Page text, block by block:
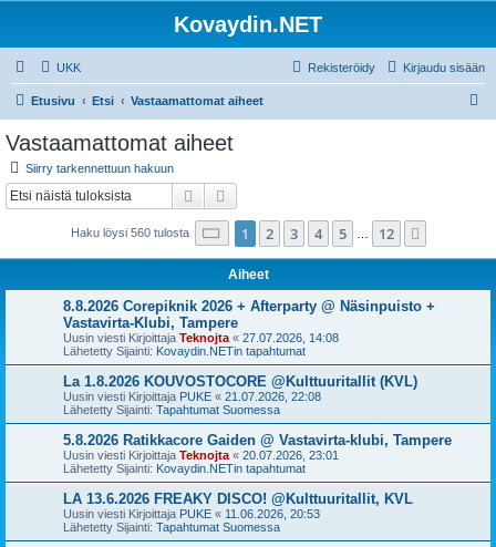
Kovaydin.NET
UKK Kirjaudu sisään
Rekisteröidy
Etusivu Etsi Vastaamattomat aiheet
Vastaamattomat aiheet
Siirry tarkennettuun hakuun
Etsi
Haku löysi 560 tulosta Sivu /12
1 2 3 4 5 12
Aiheet
8.8.2026 Corepiknik 2026 + Afterparty @ Näsinpuisto +
Vastavirta-Klubi, Tampere
Uusin viesti Kirjoittaja Teknojta « 27.07.2026, 14:08
Lähetetty Sijainti: Kovaydin.NETin tapahtumat
La 1.8.2026 KOUVOSTOCORE @Kulttuuritallit (KVL)
Uusin viesti Kirjoittaja PUKE « 21.07.2026, 22:08
Lähetetty Sijainti: Tapahtumat Suomessa
5.8.2026 Ratikkacore Gaiden @ Vastavirta-klubi, Tampere
Uusin viesti Kirjoittaja Teknojta « 20.07.2026, 23:01
Lähetetty Sijainti: Kovaydin.NETin tapahtumat
LA 13.6.2026 FREAKY DISCO! @Kulttuuritallit, KVL
Uusin viesti Kirjoittaja PUKE « 11.06.2026, 20:53
Lähetetty Sijainti: Tapahtumat Suomessa